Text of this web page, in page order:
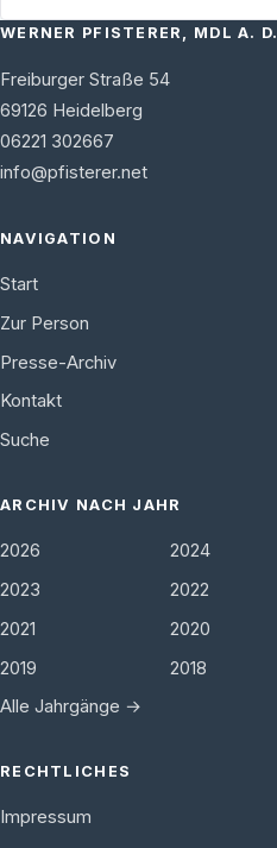
WERNER PFISTERER, MDL A. D.
Freiburger Straße 54
69126 Heidelberg
06221 302667
info@pfisterer.net
NAVIGATION
Start
Zur Person
Presse-Archiv
Kontakt
Suche
ARCHIV NACH JAHR
2026
2024
2023
2022
2021
2020
2019
2018
Alle Jahrgänge →
RECHTLICHES
Impressum